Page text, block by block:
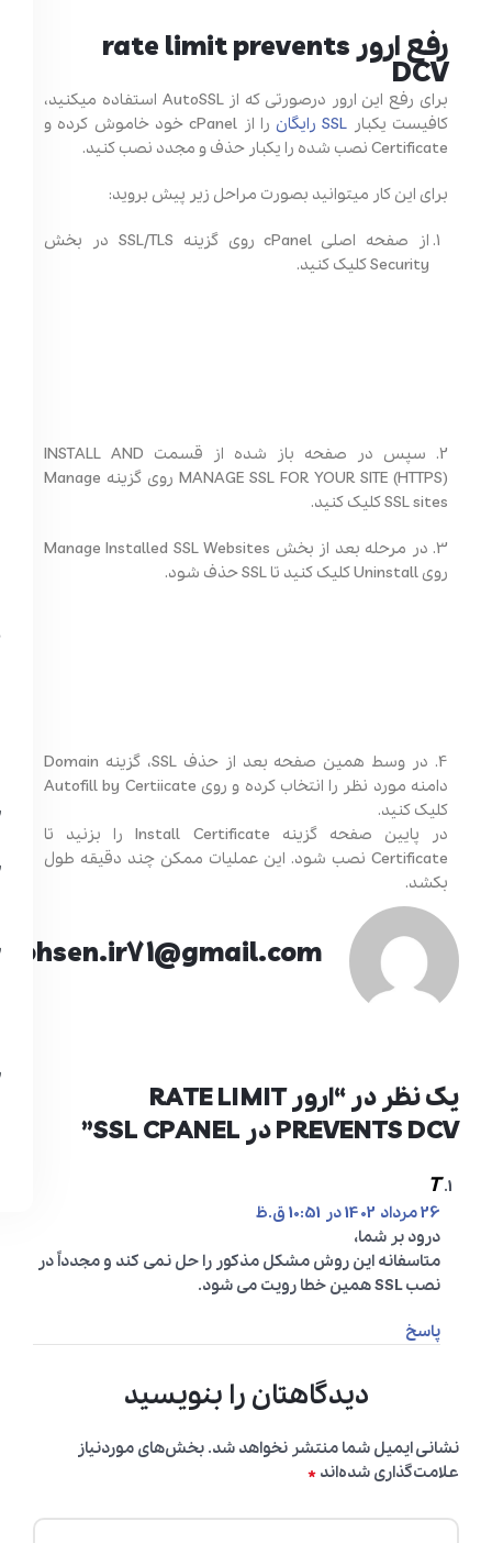
رفع ارور rate limit prevents
DCV
برای رفع این ارور درصورتی که از AutoSSL استفاده میکنید،
کافیست یکبار SSL رایگان
را از cPanel خود خاموش کرده و
Certificate نصب شده را یکبار حذف و مجدد نصب کنید.
برای این کار میتوانید بصورت مراحل زیر پیش بروید:
از صفحه اصلی cPanel روی گزینه SSL/TLS در بخش
Security کلیک کنید.
2. سپس در صفحه باز شده از قسمت INSTALL AND
MANAGE SSL FOR YOUR SITE (HTTPS) روی گزینه Manage
SSL sites کلیک کنید.
3. در مرحله بعد از بخش Manage Installed SSL Websites
روی Uninstall کلیک کنید تا SSL حذف شود.
4. در وسط همین صفحه بعد از حذف SSL، گزینه Domain
دامنه مورد نظر را انتخاب کرده و روی Autofill by Certiicate
کلیک کنید.
در پایین صفحه گزینه Install Certificate را بزنید تا
Certificate نصب شود. این عملیات ممکن چند دقیقه طول
بکشد.
یک نظر در “
ارور RATE LIMIT
PREVENTS DCV در SSL CPANEL
”
T
26 مرداد 1402 در 10:51 ق.ظ
درود بر شما،
متاسفانه این روش مشکل مذکور را حل نمی کند و مجدداً در
نصب SSL همین خطا رویت می شود.
پاسخ
دیدگاهتان را بنویسید
نشانی ایمیل شما منتشر نخواهد شد. بخش‌های موردنیاز
علامت‌گذاری شده‌اند *